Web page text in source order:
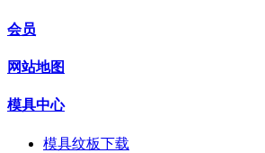
会员
网站地图
模具中心
模具纹板下载